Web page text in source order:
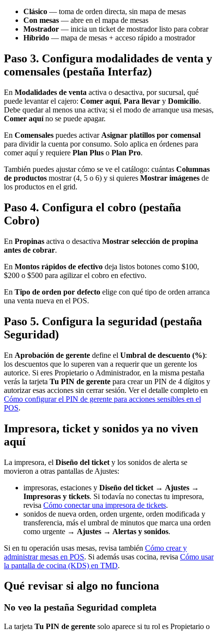
Clásico — toma de orden directa, sin mapa de mesas
Con mesas — abre en el mapa de mesas
Mostrador — inicia un ticket de mostrador listo para cobrar
Híbrido — mapa de mesas + acceso rápido a mostrador
Paso 3. Configura modalidades de venta y
comensales (pestaña Interfaz)
En Modalidades de venta activa o desactiva, por sucursal, qué
puede levantar el cajero: Comer aquí, Para llevar y Domicilio.
Debe quedar al menos una activa; si el modo de arranque usa mesas,
Comer aquíno se puede apagar.
En Comensales puedes activar Asignar platillos por comensal
para dividir la cuenta por consumo. Solo aplica en órdenes para
comer aquí y requiere Plan Plus o Plan Pro.
También puedes ajustar cómo se ve el catálogo: cuántas Columnas
de productos mostrar (4, 5 o 6) y si quieres Mostrar imágenes de
los productos en el grid.
Paso 4. Configura el cobro (pestaña
Cobro)
En Propinas activa o desactiva Mostrar selección de propina
antes de cobrar.
En Montos rápidos de efectivo deja listos botones como $100,
$200 o $500 para agilizar el cobro en efectivo.
En Tipo de orden por defecto elige con qué tipo de orden arranca
una venta nueva en el POS.
Paso 5. Configura la seguridad (pestaña
Seguridad)
En Aprobación de gerente define el Umbral de descuento (%):
los descuentos que lo superen van a requerir que un gerente los
autorice. Si eres Propietario o Administrador, en la misma pestaña
verás la tarjeta Tu PIN de gerente para crear un PIN de 4 dígitos y
autorizar esas acciones sin cerrar sesión. Ver el detalle completo en
Cómo configurar el PIN de gerente para acciones sensibles en el
POS.
Impresora, ticket y sonidos ya no viven
aquí
La impresora, el Diseño del ticket y los sonidos de alerta se
movieron a otras pantallas de Ajustes:
impresoras, estaciones y Diseño del ticket → Ajustes →
Impresoras y tickets. Si todavía no conectas tu impresora,
revisa Cómo conectar una impresora de tickets.
sonidos de nueva orden, orden urgente, orden modificada y
transferencia, más el umbral de minutos que marca una orden
como urgente → Ajustes → Alertas y sonidos.
Si en tu operación usas mesas, revisa también Cómo crear y
administrar mesas en POS. Si además usas cocina, revisa Cómo usar
la pantalla de cocina (KDS) en TMD.
Qué revisar si algo no funciona
No veo la pestaña Seguridad completa
La tarjeta Tu PIN de gerente solo aparece si tu rol es Propietario o